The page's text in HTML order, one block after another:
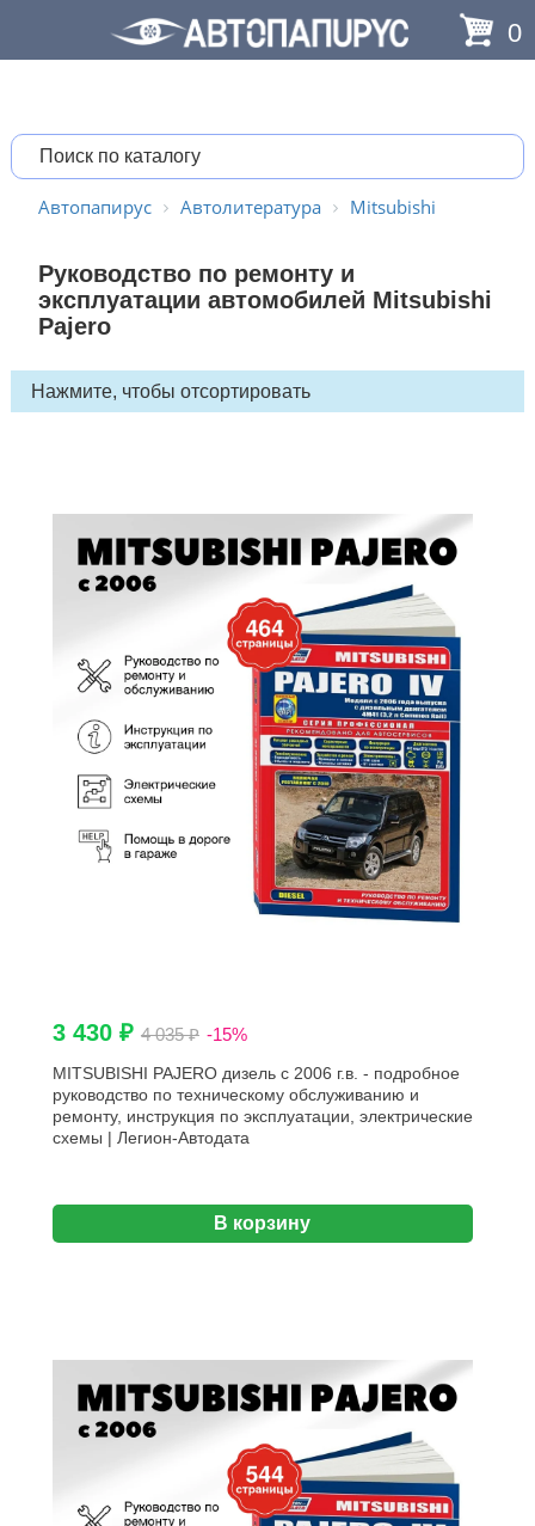
0
Автопапирус Автолитература Mitsubishi
Руководство по ремонту и
эксплуатации автомобилей Mitsubishi
Pajero
3 430 ₽ 4 035 ₽ -15%
MITSUBISHI PAJERO дизель с 2006 г.в. - подробное
руководство по техническому обслуживанию и
ремонту, инструкция по эксплуатации, электрические
схемы | Легион-Aвтодата
В корзину